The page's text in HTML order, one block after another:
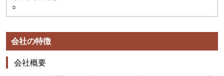
○
会社の特徴
会社概要